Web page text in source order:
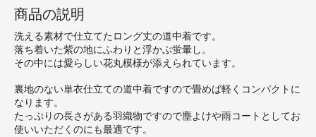
商品の説明
洗える素材で仕立てたロング丈の道中着です。
落ち着いた紫の地にふわりと浮かぶ蛍暈し。
その中には愛らしい花丸模様が添えられています。
裏地のない単衣仕立ての道中着ですので畳めば軽くコンパクトに
なります。
たっぷりの長さがある羽織物ですので塵よけや雨コートとしてお
使いいただくのにも最適です。